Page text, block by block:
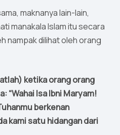
maknanya lain-lain,
manakala Islam itu secara
nampak dilihat oleh orang
ketika orang orang
“Wahai Isa Ibni Maryam!
berkenan
kami satu hidangan dari